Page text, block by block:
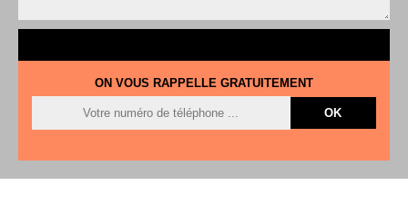
ON VOUS RAPPELLE GRATUITEMENT